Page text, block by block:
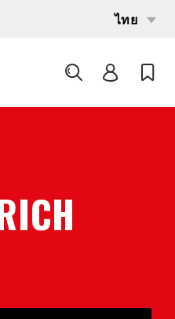
ไทย
ค้นหา